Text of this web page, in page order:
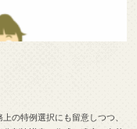
の特例選択にも留意しつつ、